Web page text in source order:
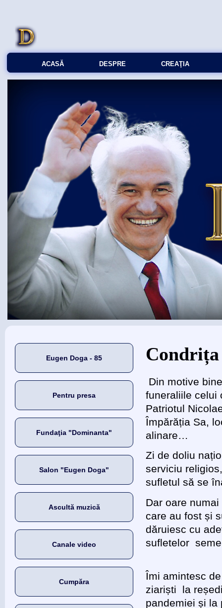
ACASĂ DESPRE CREAŢIA
Eugen Doga - 85
Pentru presa
Fundaţia "Dominanta"
Salon "Eugen Doga"
Ascultă muzică
Canale video
Cumpăra
Eşti aici
Condrița
Din motive
funeraliile celui
Patriotul
Împărăția Sa,
alinare…
Zi de doliu
serviciu
sufletul să se
Dar oare
care au fost și
dăruiesc cu
sufletelor
Îmi amintesc
ziariști la
pandemiei și la